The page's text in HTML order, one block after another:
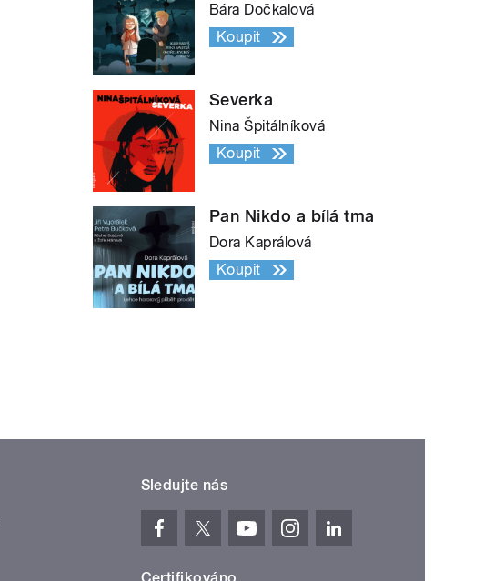
Bára Dočkalová
Koupit
Severka
Nina Špitálníková
Koupit
Pan Nikdo a bílá tma
Dora Kaprálová
Koupit
Sledujte nás